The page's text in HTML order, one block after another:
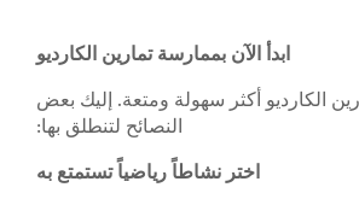
ابدأ الآن بممارسة تمارين الكارديو
الكارديو أكثر سهولة ومتعة. إليك بعض
النصائح لتنطلق بها:
اختر نشاطاً رياضياً تستمتع به